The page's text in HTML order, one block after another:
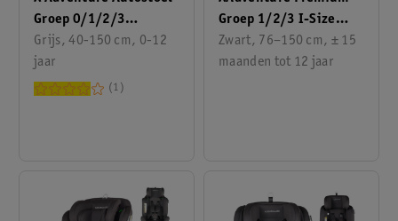
Groep 0/1/2/3
Supreme I-Size
Grijs, 40-150 cm, 0-12
jaar
1
Groep 1/2/3 I-Size
Autostoel
Zwart, 76–150 cm, ± 15
maanden tot 12 jaar